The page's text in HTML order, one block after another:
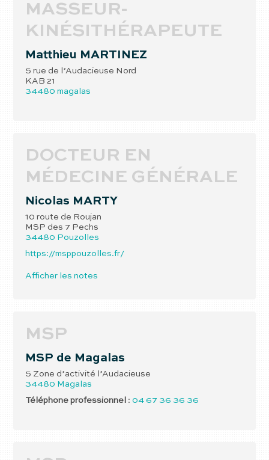
MASSEUR-
KINÉSITHÉRAPEUTE
Matthieu MARTINEZ
5 rue de l’Audacieuse Nord
KAB 21
34480 magalas
DOCTEUR EN
MÉDECINE GÉNÉRALE
Nicolas MARTY
10 route de Roujan
MSP des 7 Pechs
34480 Pouzolles
https://msppouzolles.fr/
Afficher les notes
MSP
MSP de Magalas
5 Zone d’activité l’Audacieuse
34480 Magalas
Téléphone professionnel : 04 67 36 36 36